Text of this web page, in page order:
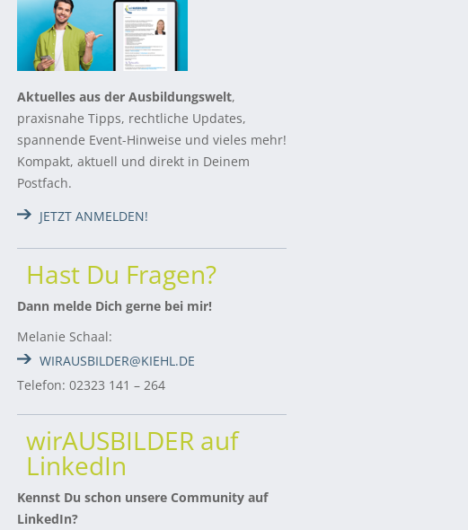
Aktuelles aus der Ausbildungswelt,
praxisnahe Tipps, rechtliche Updates,
spannende Event-Hinweise und vieles mehr!
Kompakt, aktuell und direkt in Deinem
Postfach.
JETZT ANMELDEN!
Hast Du Fragen?
Dann melde Dich gerne bei mir!
Melanie Schaal:
WIRAUSBILDER@KIEHL.DE
Telefon: 02323 141 – 264
wirAUSBILDER auf
LinkedIn
Kennst Du schon unsere Community auf
LinkedIn?